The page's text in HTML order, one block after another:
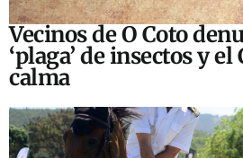
Vecinos de O Coto
‘plaga’ de insectos y
calma